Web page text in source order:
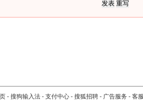
- 搜狗输入法 - 支付中心 - 搜狐招聘 - 广告服务 - 客